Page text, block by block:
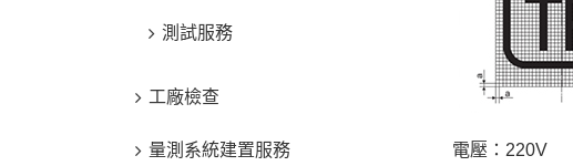
電壓：220V
測試服務
工廠檢查
量測系統建置服務